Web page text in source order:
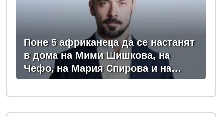
Поне 5 африканеца да се настанят
в дома на Мими Шишкова, на
Чефо, на Мария Спирова и на
Христо Комарницки